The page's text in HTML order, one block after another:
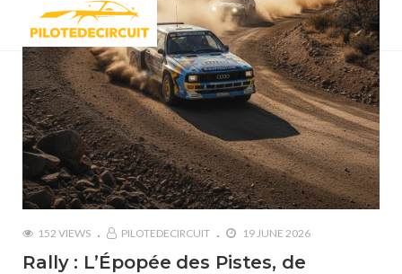
152 VIEWS PILOTEDECIRCUIT 19 JUNE 2026
Rally : L’Épopée des Pistes, de